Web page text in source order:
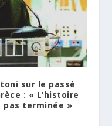
sur le passé
: « L’histoire
pas terminée »